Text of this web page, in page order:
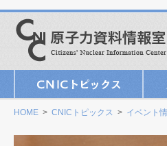
HOME > CNICトピックス > イベント